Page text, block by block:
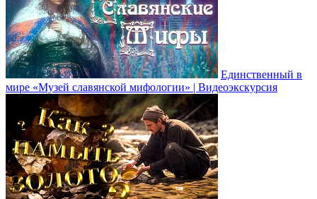
Единственный в
мире «Музей славянской мифологии» | Видеоэкскурсия